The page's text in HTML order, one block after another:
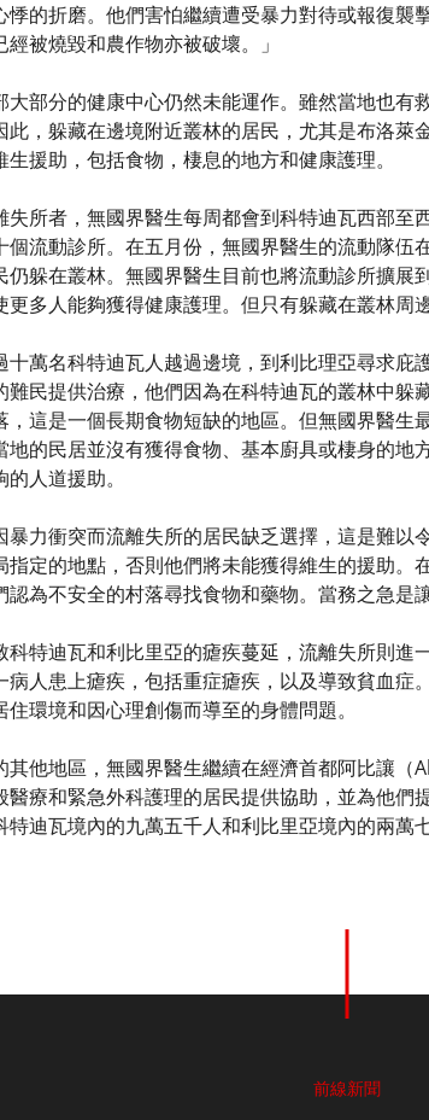
悸的折磨。他們害怕繼續遭受暴力對待或報復
被燒毀和農作物亦被破壞。」
大部分的健康中心仍然未能運作。雖然當地也
此，躲藏在邊境附近叢林的居民，尤其是布洛
援助，包括食物，棲息的地方和健康護理。
失所者，無國界醫生每周都會到科特迪瓦西部
個流動診所。在五月份，無國界醫生的流動隊
仍躲在叢林。無國界醫生目前也將流動診所擴
更多人能夠獲得健康護理。但只有躲藏在叢林周
十萬名科特迪瓦人越過邊境，到利比理亞尋求
難民提供治療，他們因為在科特迪瓦的叢林中
，這是一個長期食物短缺的地區。但無國界醫
地的民居並沒有獲得食物、基本廚具或棲身的
人道援助。
暴力衝突而流離失所的居民缺乏選擇，這是難
指定的地點，否則他們將未能獲得維生的援助
認為不安全的村落尋找食物和藥物。當務之急是
科特迪瓦和利比里亞的瘧疾蔓延，流離失所則
病人患上瘧疾，包括重症瘧疾，以及導致貧血
環境和因心理創傷而導至的身體問題。
其他地區，無國界醫生繼續在經濟首都阿比讓
醫療和緊急外科護理的居民提供協助，並為他
特迪瓦境內的九萬五千人和利比里亞境內的兩萬
前線新聞